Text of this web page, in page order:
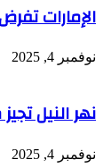
الإمارات
نوفمبر 4, 2025
نهر النيل
نوفمبر 4, 2025